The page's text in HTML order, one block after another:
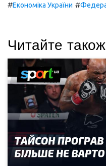
#Економіка України #
Читайте також